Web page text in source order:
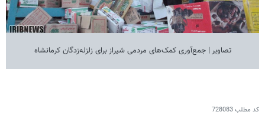
تصاویر | جمع‌آوری کمک‌های مردمی شیراز برای زلزله‌زدگان کرمانشاه
کد مطلب728083